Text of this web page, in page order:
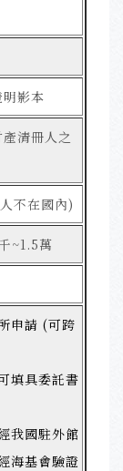
影本
清冊人之
不在國內)
~1.5萬
申請 (可跨
填具委託書
我國駐外館
海基會驗證